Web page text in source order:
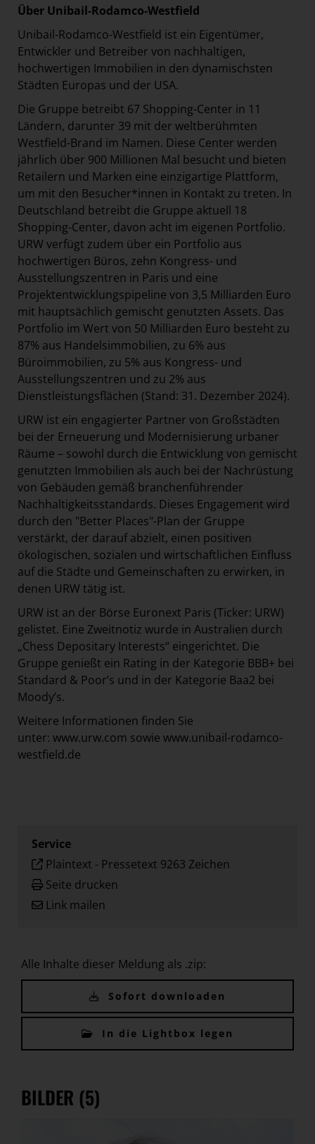
Über Unibail-Rodamco-Westfield
Unibail-Rodamco-Westfield ist ein Eigentümer,
Entwickler und Betreiber von nachhaltigen,
hochwertigen Immobilien in den dynamischsten
Städten Europas und der USA.
Die Gruppe betreibt 67 Shopping-Center in 11
Ländern, darunter 39 mit der weltberühmten
Westfield-Brand im Namen. Diese Center werden
jährlich über 900 Millionen Mal besucht und bieten
Retailern und Marken eine einzigartige Plattform,
um mit den Besucher*innen in Kontakt zu treten. In
Deutschland betreibt die Gruppe aktuell 18
Shopping-Center, davon acht im eigenen Portfolio.
URW verfügt zudem über ein Portfolio aus
hochwertigen Büros, zehn Kongress- und
Ausstellungszentren in Paris und eine
Projektentwicklungspipeline von 3,5 Milliarden Euro
mit hauptsächlich gemischt genutzten Assets. Das
Portfolio im Wert von 50 Milliarden Euro besteht zu
87% aus Handelsimmobilien, zu 6% aus
Büroimmobilien, zu 5% aus Kongress- und
Ausstellungszentren und zu 2% aus
Dienstleistungsflächen (Stand: 31. Dezember 2024).
URW ist ein engagierter Partner von Großstädten
bei der Erneuerung und Modernisierung urbaner
Räume – sowohl durch die Entwicklung von gemischt
genutzten Immobilien als auch bei der Nachrüstung
von Gebäuden gemäß branchenführender
Nachhaltigkeitsstandards. Dieses Engagement wird
durch den "Better Places"-Plan der Gruppe
verstärkt, der darauf abzielt, einen positiven
ökologischen, sozialen und wirtschaftlichen Einfluss
auf die Städte und Gemeinschaften zu erwirken, in
denen URW tätig ist.
URW ist an der Börse Euronext Paris (Ticker: URW)
gelistet. Eine Zweitnotiz wurde in Australien durch
„Chess Depositary Interests“ eingerichtet. Die
Gruppe genießt ein Rating in der Kategorie BBB+ bei
Standard & Poor’s und in der Kategorie Baa2 bei
Moody’s.
Weitere Informationen finden Sie
unter: www.urw.com sowie www.unibail-rodamco-
westfield.de
Service
Plaintext - Pressetext 9263 Zeichen
Seite drucken
Link mailen
Alle Inhalte dieser Meldung als .zip:
Sofort downloaden
In die Lightbox legen
BILDER (5)